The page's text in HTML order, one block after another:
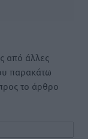
από άλλες
παρακάτω
το άρθρο